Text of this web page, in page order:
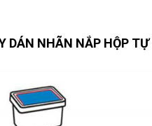
DÁN NHÃN NẮP HỘP